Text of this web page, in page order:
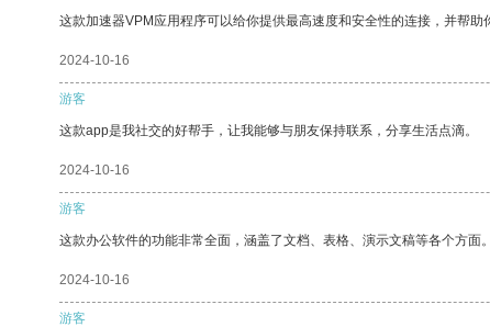
这款加速器VPM应用程序可以给你提供最高速度和安全性的连接，并帮助
2024-10-16
游客
这款app是我社交的好帮手，让我能够与朋友保持联系，分享生活点滴。
2024-10-16
游客
这款办公软件的功能非常全面，涵盖了文档、表格、演示文稿等各个方面
2024-10-16
游客